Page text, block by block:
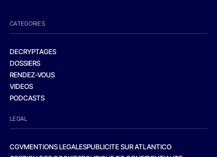
CATEGORIES
DECRYPTAGES
DOSSIERS
RENDEZ-VOUS
VIDEOS
PODCASTS
LEGAL
CGVMENTIONS LEGALESPUBLICITE SUR ATLANTICO